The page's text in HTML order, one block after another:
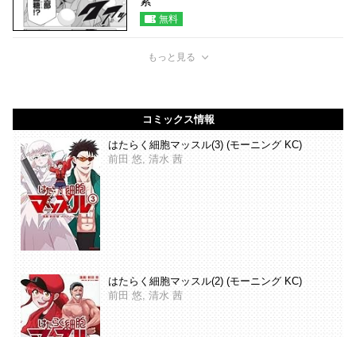
無料
もっと見る
コミックス情報
はたらく細胞マッスル(3) (モーニング KC)
前田 悠, 清水 茜
はたらく細胞マッスル(2) (モーニング KC)
前田 悠, 清水 茜